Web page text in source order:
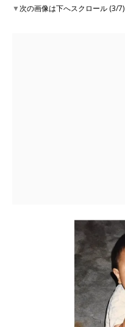
▼次の画像は下へスクロール (3/7)